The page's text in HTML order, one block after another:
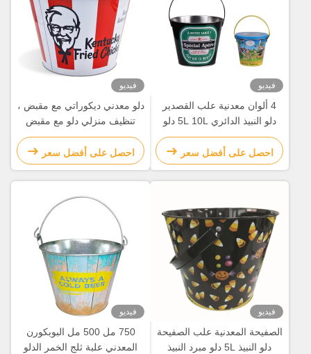
فيديو
4 ألوان معدنية علب القصدير
دلو النبيذ الدائري 5L 10L دلو
الثلج الكبير
احصل على أفضل سعر
فيديو
دلو معدني ديكوراتي مع مقبض ،
تنظيف منزلي دلو مع مقبض
احصل على أفضل سعر
فيديو
الصفيحة المعدنية علب الصفيحة
دلو النبيذ 5L دلو مبرد النبيذ
فيديو
750 مل 500 مل البوبكورن
المعدني علبة ثلج الخمر الدلو